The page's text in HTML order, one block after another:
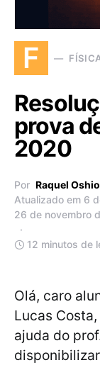
F
prova
2020
Por Raquel Oshio
Atualizado em 6
26 de novembro
12 minutos de
Olá, caro
Lucas
ajuda do